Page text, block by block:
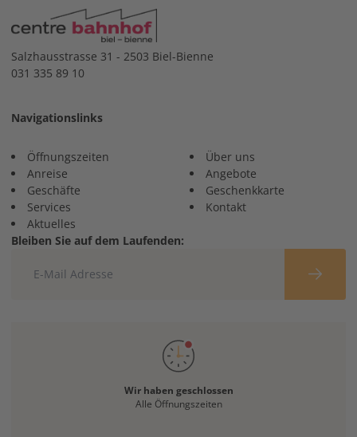
Salzhausstrasse 31 - 2503 Biel-Bienne
031 335 89 10
Navigationslinks
Öffnungszeiten
Anreise
Geschäfte
Services
Aktuelles
Über uns
Angebote
Geschenkkarte
Kontakt
Bleiben Sie auf dem Laufenden:
Wir haben geschlossen
Alle Öffnungszeiten